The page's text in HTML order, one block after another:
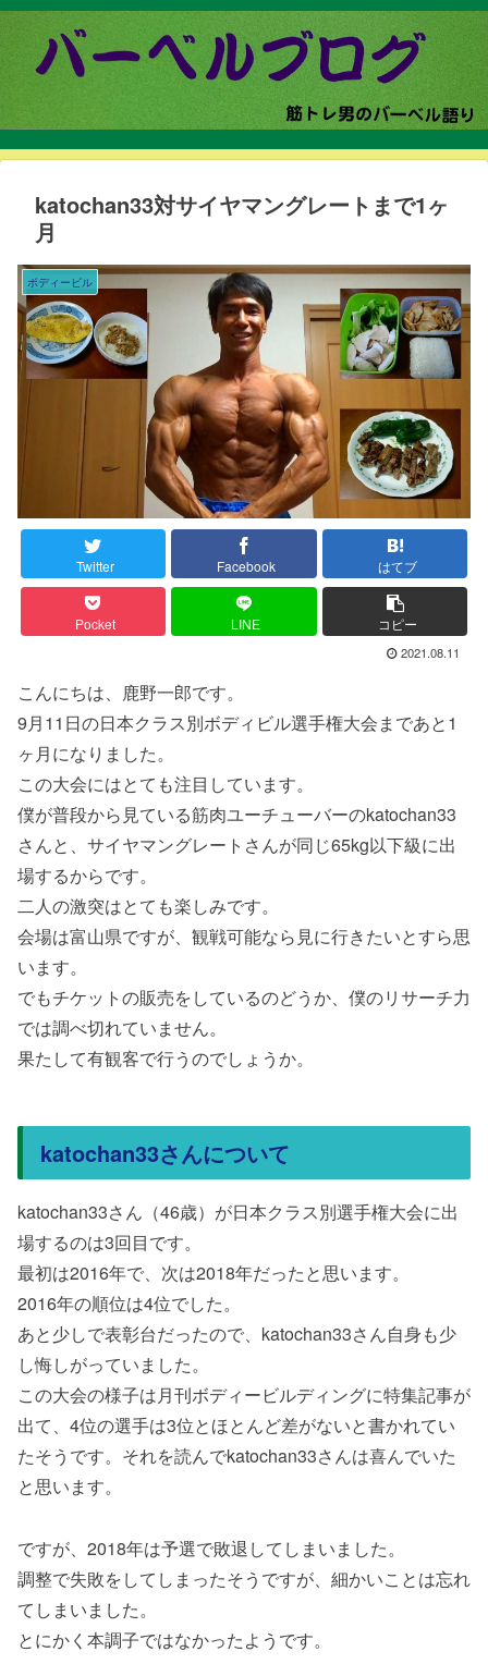
katochan33対サイヤマングレートまで1ヶ
月
ボディービル
Twitter Facebook はてブ
Pocket LINE コピー
2021.08.11
こんにちは、鹿野一郎です。
9月11日の日本クラス別ボディビル選手権大会まであと1
ヶ月になりました。
この大会にはとても注目しています。
僕が普段から見ている筋肉ユーチューバーのkatochan33
さんと、サイヤマングレートさんが同じ65kg以下級に出
場するからです。
二人の激突はとても楽しみです。
会場は富山県ですが、観戦可能なら見に行きたいとすら思
います。
でもチケットの販売をしているのどうか、僕のリサーチ力
では調べ切れていません。
果たして有観客で行うのでしょうか。
katochan33さんについて
katochan33さん（46歳）が日本クラス別選手権大会に出
場するのは3回目です。
最初は2016年で、次は2018年だったと思います。
2016年の順位は4位でした。
あと少しで表彰台だったので、katochan33さん自身も少
し悔しがっていました。
この大会の様子は月刊ボディービルディングに特集記事が
出て、4位の選手は3位とほとんど差がないと書かれてい
たそうです。それを読んでkatochan33さんは喜んでいた
と思います。
ですが、2018年は予選で敗退してしまいました。
調整で失敗をしてしまったそうですが、細かいことは忘れ
てしまいました。
とにかく本調子ではなかったようです。